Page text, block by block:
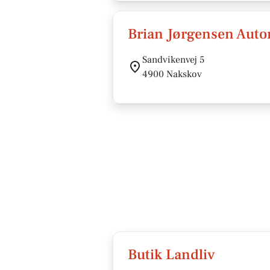
Brian Jørgensen
Sandvikenvej 5
4900 Nakskov
Butik Landliv